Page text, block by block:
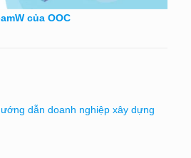
của OOC
dẫn doanh nghiệp xây dựng